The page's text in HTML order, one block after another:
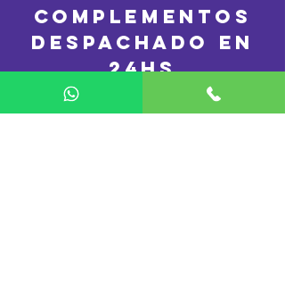
COMPLEMENTOS
DESPACHADO en
24hs
REMERAS